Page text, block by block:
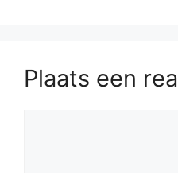
Plaats een